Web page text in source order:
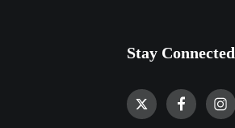
Stay Connected